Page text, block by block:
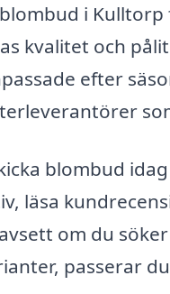
i
kvalitet och
efter
blombud
läsa
om du
passerar